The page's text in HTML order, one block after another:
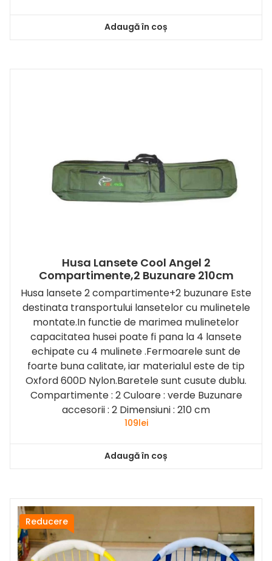
Adaugă în coș
Husa Lansete Cool Angel 2
Compartimente,2 Buzunare 210cm
Husa lansete 2 compartimente+2 buzunare Este
destinata transportului lansetelor cu mulinetele
montate.In functie de marimea mulinetelor
capacitatea husei poate fi pana la 4 lansete
echipate cu 4 mulinete .Fermoarele sunt de
foarte buna calitate, iar materialul este de tip
Oxford 600D Nylon.Baretele sunt cusute dublu.
Compartimente : 2 Culoare : verde Buzunare
accesorii : 2 Dimensiuni : 210 cm
109lei
Adaugă în coș
Reducere